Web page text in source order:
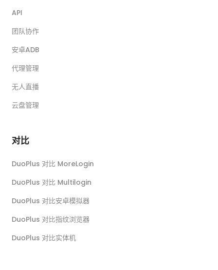
API
团队协作
安卓ADB
代理管理
无人直播
云盘管理
对比
DuoPlus 对比 MoreLogin
DuoPlus 对比 Multilogin
DuoPlus 对比安卓模拟器
DuoPlus 对比指纹浏览器
DuoPlus 对比实体机